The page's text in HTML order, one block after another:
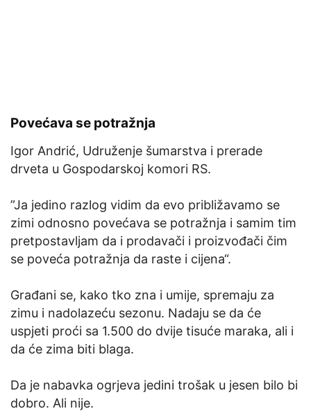
Povećava se potražnja
Igor Andrić, Udruženje šumarstva i prerade
drveta u Gospodarskoj komori RS.
”Ja jedino razlog vidim da evo približavamo se
zimi odnosno povećava se potražnja i samim tim
pretpostavljam da i prodavači i proizvođači čim
se poveća potražnja da raste i cijena“.
Građani se, kako tko zna i umije, spremaju za
zimu i nadolazeću sezonu. Nadaju se da će
uspjeti proći sa 1.500 do dvije tisuće maraka, ali i
da će zima biti blaga.
Da je nabavka ogrjeva jedini trošak u jesen bilo bi
dobro. Ali nije.